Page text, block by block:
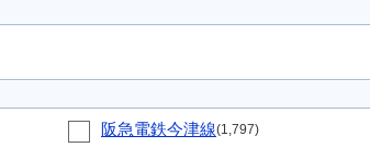
阪急電鉄今津線(1,797)